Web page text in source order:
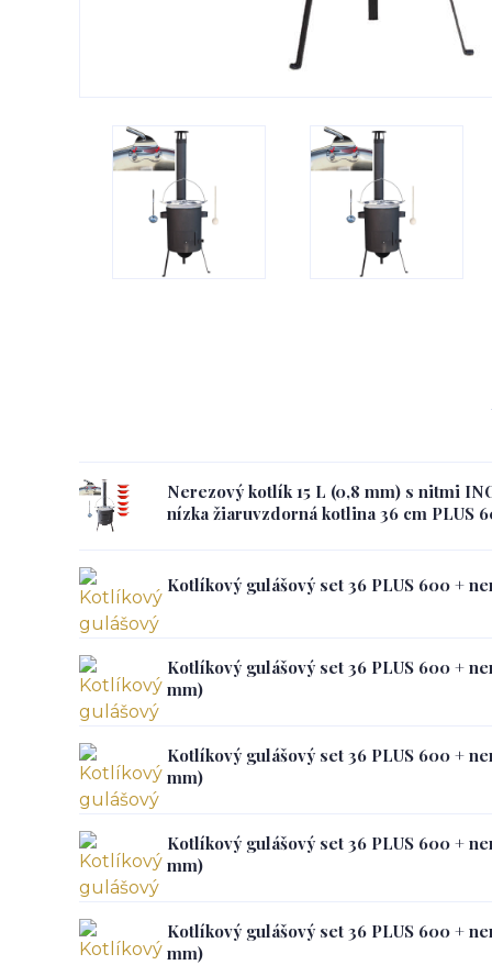
Nerezový kotlík 15 L (0,8 mm) s nitmi
nízka žiaruvzdorná kotlina 36 cm PLUS
Kotlíkový gulášový set 36 PLUS 600 +
Kotlíkový gulášový set 36 PLUS 600 +
mm)
Kotlíkový gulášový set 36 PLUS 600 +
mm)
Kotlíkový gulášový set 36 PLUS 600 +
mm)
Kotlíkový gulášový set 36 PLUS 600 +
mm)